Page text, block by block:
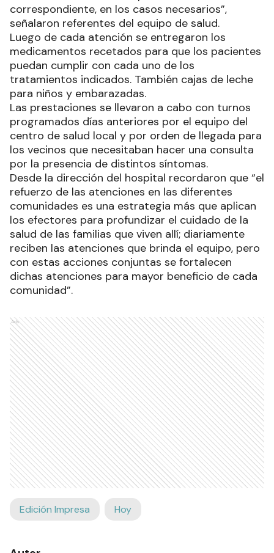
correspondiente, en los casos necesarios”,
señalaron referentes del equipo de salud.
Luego de cada atención se entregaron los
medicamentos recetados para que los pacientes
puedan cumplir con cada uno de los
tratamientos indicados. También cajas de leche
para niños y embarazadas.
Las prestaciones se llevaron a cabo con turnos
programados días anteriores por el equipo del
centro de salud local y por orden de llegada para
los vecinos que necesitaban hacer una consulta
por la presencia de distintos síntomas.
Desde la dirección del hospital recordaron que “el
refuerzo de las atenciones en las diferentes
comunidades es una estrategia más que aplican
los efectores para profundizar el cuidado de la
salud de las familias que viven allí; diariamente
reciben las atenciones que brinda el equipo, pero
con estas acciones conjuntas se fortalecen
dichas atenciones para mayor beneficio de cada
comunidad”.
Ads
Edición Impresa Hoy